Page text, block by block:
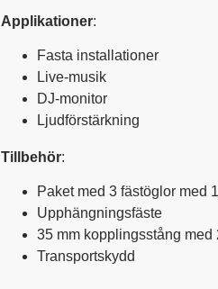
Applikationer:
Fasta installationer
Live-musik
DJ-monitor
Ljudförstärkning
Tillbehör:
Paket med 3 fästöglor med
Upphängningsfäste
35 mm kopplingsstång med
Transportskydd